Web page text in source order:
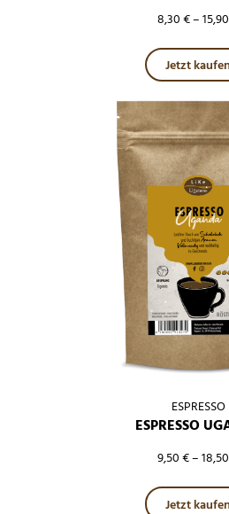
8,30€–15,90
Jetzt kaufen
ESPRESSO
ESPRESSO
9,50€–18,50
Jetzt kaufen